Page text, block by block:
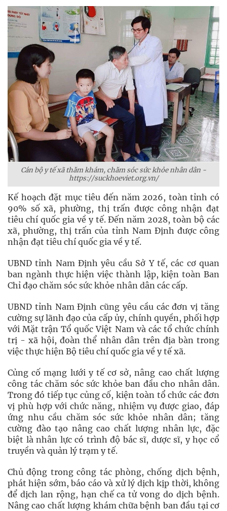
Cán bộ y tế xã thăm khám, chăm sóc sức khỏe nhân dân -
https://suckhoeviet.org.vn/
Kế hoạch đặt mục tiêu đến năm 2026, toàn tỉnh có
90% số xã, phường, thị trấn được công nhận đạt
tiêu chí quốc gia về y tế. Đến năm 2028, toàn bộ các
xã, phường, thị trấn của tỉnh Nam Định được công
nhận đạt tiêu chí quốc gia về y tế.
UBND tỉnh Nam Định yêu cầu Sở Y tế, các cơ quan
ban ngành thực hiện việc thành lập, kiện toàn Ban
Chỉ đạo chăm sóc sức khỏe nhân dân các cấp.
UBND tỉnh Nam Định cũng yêu cầu các đơn vị tăng
cường sự lãnh đạo của cấp ủy, chính quyền, phối hợp
với Mặt trận Tổ quốc Việt Nam và các tổ chức chính
trị - xã hội, đoàn thể nhân dân trên địa bàn trong
việc thực hiện Bộ tiêu chí quốc gia về y tế xã.
Củng cố mạng lưới y tế cơ sở, nâng cao chất lượng
công tác chăm sóc sức khỏe ban đầu cho nhân dân.
Trong đó tiếp tục củng cố, kiện toàn tổ chức các đơn
vị phù hợp với chức năng, nhiệm vụ được giao, đáp
ứng nhu cầu chăm sóc sức khỏe nhân dân; tăng
cường đào tạo nâng cao chất lượng nhân lực, đặc
biệt là nhân lực có trình độ bác sĩ, dược sĩ, y học cổ
truyền và quản lý trạm y tế.
Chủ động trong công tác phòng, chống dịch bệnh,
phát hiện sớm, báo cáo và xử lý dịch kịp thời, không
để dịch lan rộng, hạn chế ca tử vong do dịch bệnh.
Nâng cao chất lượng khám chữa bệnh ban đầu tại cơ